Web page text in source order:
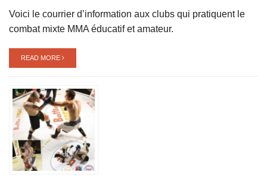
Voici le courrier d’information aux clubs qui pratiquent le
combat mixte MMA éducatif et amateur.
READ MORE